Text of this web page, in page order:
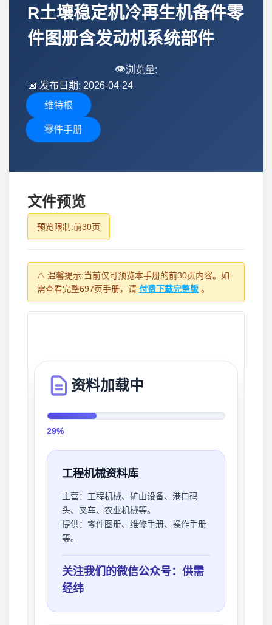
R土壤稳定机冷再生机备件零
件图册含发动机系统部件
👁️浏览量:
📅 发布日期: 2026-04-24
维特根
零件手册
文件预览
预览限制:前30页
⚠️ 温馨提示:当前仅可预览本手册的前30页内容。如
需查看完整697页手册，请 付费下载完整版 。
资料加载中
32%
工程机械资料库
主营： 工程机械、矿山设备、港口码
头、叉车、农业机械等。
提供： 零件图册、维修手册、操作手册
等。
关注我们的微信公众号：供需
经纬